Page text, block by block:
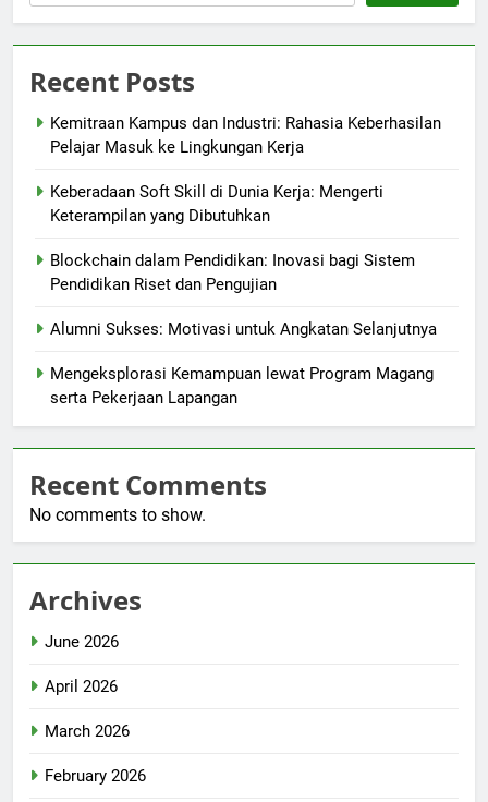
Recent Posts
Kemitraan Kampus dan Industri: Rahasia Keberhasilan
Pelajar Masuk ke Lingkungan Kerja
Keberadaan Soft Skill di Dunia Kerja: Mengerti
Keterampilan yang Dibutuhkan
Blockchain dalam Pendidikan: Inovasi bagi Sistem
Pendidikan Riset dan Pengujian
Alumni Sukses: Motivasi untuk Angkatan Selanjutnya
Mengeksplorasi Kemampuan lewat Program Magang
serta Pekerjaan Lapangan
Recent Comments
No comments to show.
Archives
June 2026
April 2026
March 2026
February 2026